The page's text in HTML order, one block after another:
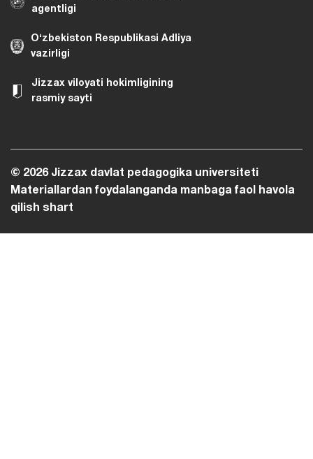
agentligi
O‘zbekiston Respublikasi Adliya
vazirligi
Jizzax viloyati hokimligining
rasmiy sayti
© 2026 Jizzax davlat pedagogika universiteti
Materiallardan foydalanganda manbaga faol havola
qilish shart